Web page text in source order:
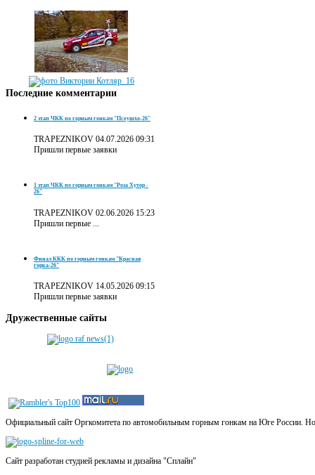
Последние комментарии
2 этап ЧКК по горным гонкам "Псеушхо-26"
TRAPEZNIKOV 04.07.2026 09:31
Пришли первые заявки
1 этап ЧКК по горным гонкам "Роза Хутор -
26"
TRAPEZNIKOV 02.06.2026 15:23
Пришли первые ...
Финал ККК по горным гонкам "Красная
горка-26"
TRAPEZNIKOV 14.05.2026 09:15
Пришли первые заявки
Дружественные сайты
Официальный сайт Оргкомитета по автомобильным горным гонкам на Юге России.
Сайт разработан студией рекламы и дизайна "Сплайн"